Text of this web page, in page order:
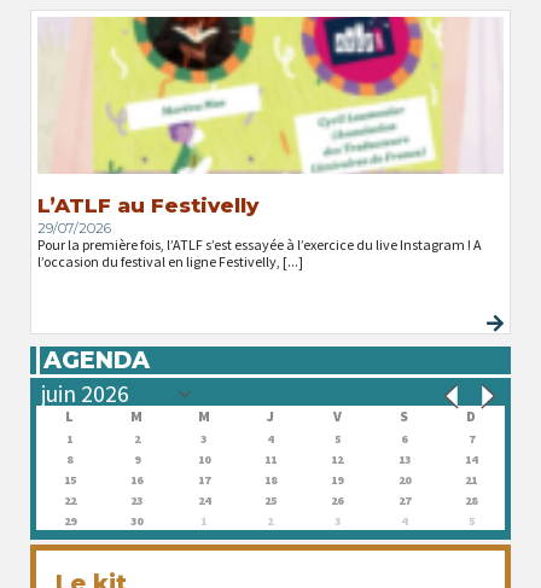
L’ATLF au Festivelly
29/07/2026
Pour la première fois, l’ATLF s’est essayée à l’exercice du live Instagram ! A
l’occasion du festival en ligne Festivelly, [...]
AGENDA
L M M J V S D
1 2 3 4 5 6
7
8
9 10 11 12 13
14
15
16 17 18 19 20
21
22
23 24 25 26 27
28
29
30 1 2 3 4 5